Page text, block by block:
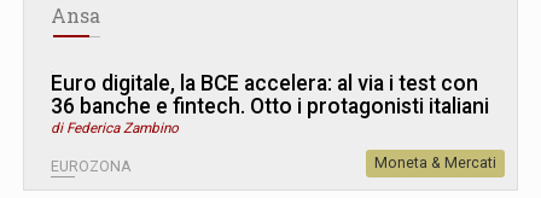
Ansa
Euro digitale, la BCE accelera: al via i test con
36 banche e fintech. Otto i protagonisti italiani
di Federica Zambino
EUROZONA Moneta & Mercati